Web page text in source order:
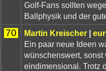
Golf-Fans sollten
Ballphysik und der
70 Martin Kreischer|
Ein paar neue Ideen
wünschenswert,
eindimensional. Trotz